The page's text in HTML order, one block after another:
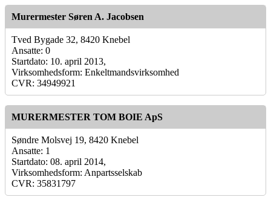
Murermester Søren A. Jacobsen
Tved Bygade 32, 8420 Knebel
Ansatte: 0
Startdato: 10. april 2013,
Virksomhedsform: Enkeltmandsvirksomhed
CVR: 34949921
MURERMESTER TOM BOIE ApS
Søndre Molsvej 19, 8420 Knebel
Ansatte: 1
Startdato: 08. april 2014,
Virksomhedsform: Anpartsselskab
CVR: 35831797